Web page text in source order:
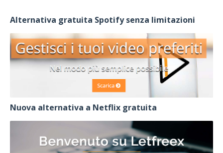
Alternativa gratuita Spotify senza limitazioni
Nuova alternativa a Netflix gratuita